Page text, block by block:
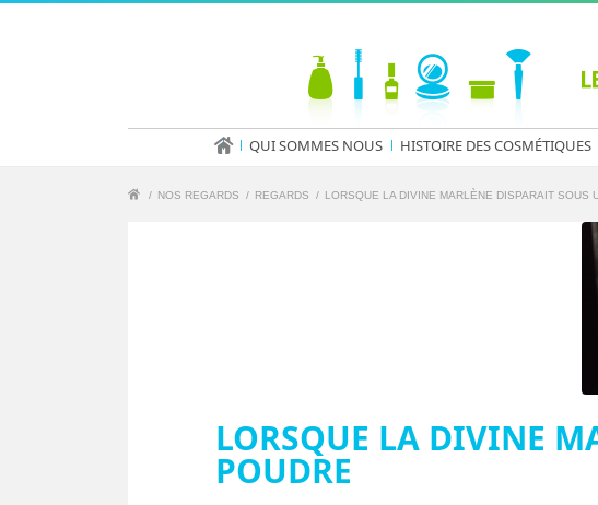
QUI SOMMES NOUS HISTOIRE DES COSMÉTIQUES
/ NOS REGARDS / REGARDS / LORSQUE LA DIVINE MARLÈNE DISPARAIT SOUS
LORSQUE LA DIVINE
POUDRE